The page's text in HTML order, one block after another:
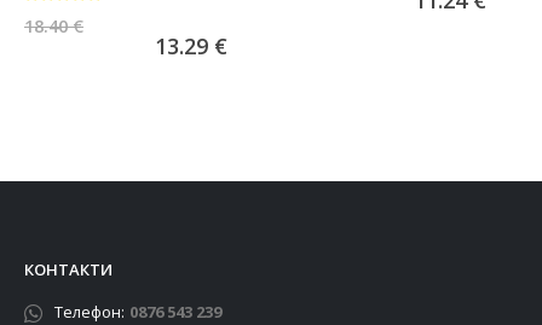
18.40€
13.29 €
КОНТАКТИ
Телефон: 0876 543 239